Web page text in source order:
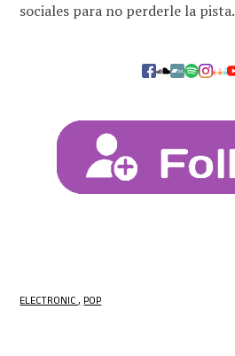
sociales para no perderle la pista.
ELECTRONIC POP